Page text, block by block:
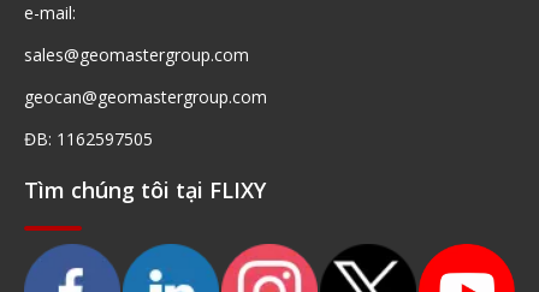
e-mail:
sales@geomastergroup.com
geocan@geomastergroup.com
ĐB: 1162597505
Tìm chúng tôi tại FLIXY